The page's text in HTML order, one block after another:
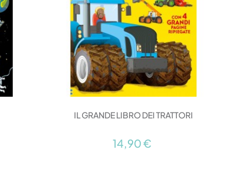
IL GRANDE LIBRO DEI TRATTORI
14,90 €